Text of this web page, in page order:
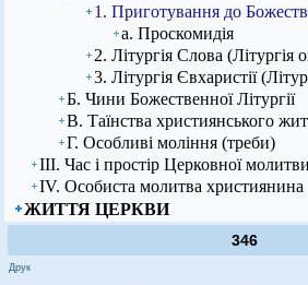
1. Приготування до
а. Проскомидія
2. Літургія Слова (Літургія
3. Літургія Євхаристії
Б. Чини Божественної Літургії
В. Таїнства християнського
Г. Особливі моління (треби)
ІІІ. Час і простір Церковної молитви
ІV. Особиста молитва християнина
ЖИТТЯ ЦЕРКВИ
346
Друк